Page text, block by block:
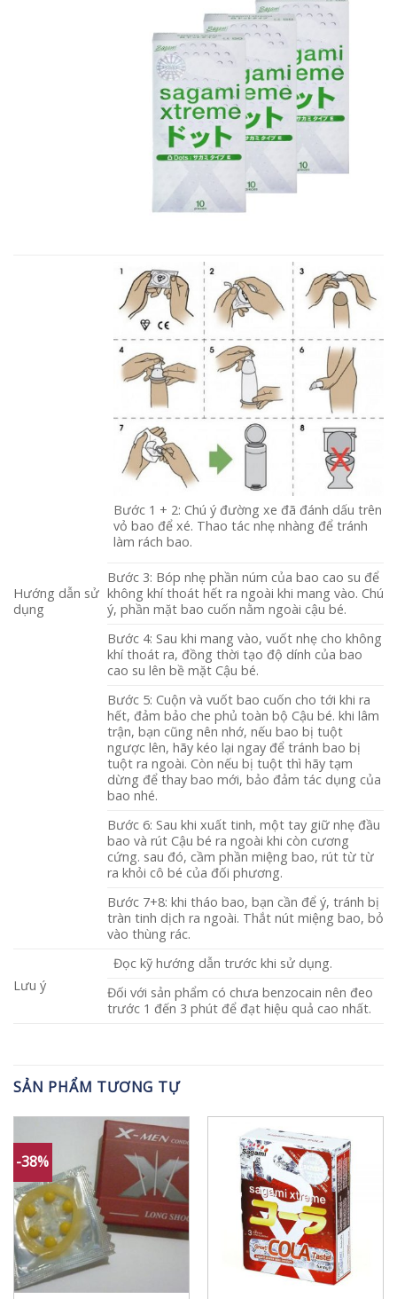
Hướng dẫn sử
dụng
Bước 1 + 2: Chú ý đường xe đã đánh dấu trên
vỏ bao để xé. Thao tác nhẹ nhàng để tránh
làm rách bao.
Bước 3: Bóp nhẹ phần núm của bao cao su để
không khí thoát hết ra ngoài khi mang vào. Chú
ý, phần mặt bao cuốn nằm ngoài cậu bé.
Bước 4: Sau khi mang vào, vuốt nhẹ cho không
khí thoát ra, đồng thời tạo độ dính của bao
cao su lên bề mặt Cậu bé.
Bước 5: Cuộn và vuốt bao cuốn cho tới khi ra
hết, đảm bảo che phủ toàn bộ Cậu bé. khi lâm
trận, bạn cũng nên nhớ, nếu bao bị tuột
ngược lên, hãy kéo lại ngay để tránh bao bị
tuột ra ngoài. Còn nếu bị tuột thì hãy tạm
dừng để thay bao mới, bảo đảm tác dụng của
bao nhé.
Bước 6: Sau khi xuất tinh, một tay giữ nhẹ đầu
bao và rút Cậu bé ra ngoài khi còn cương
cứng. sau đó, cầm phần miệng bao, rút từ từ
ra khỏi cô bé của đối phương.
Bước 7+8: khi tháo bao, bạn cần để ý, tránh bị
tràn tinh dịch ra ngoài. Thắt nút miệng bao, bỏ
vào thùng rác.
Lưu ý
Đọc kỹ hướng dẫn trước khi sử dụng.
Đối với sản phẩm có chưa benzocain nên đeo
trước 1 đến 3 phút để đạt hiệu quả cao nhất.
SẢN PHẨM TƯƠNG TỰ
-38%